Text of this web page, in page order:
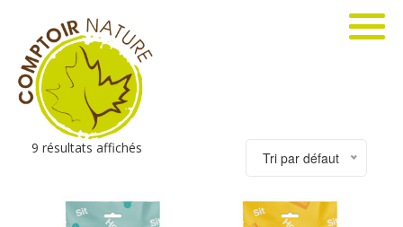
9 résultats affichés
Tri par défaut